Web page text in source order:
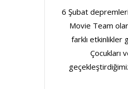
6 Şubat
Movie Team
farklı etkinlikler
Çocukları